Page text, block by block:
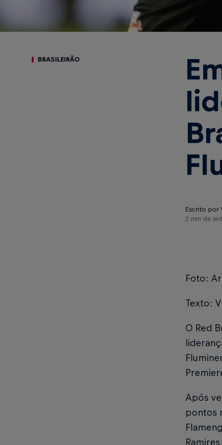
BRASILEIRÃO
Escrito por
2 min de
Foto:
Texto:
O Red
Após
pontos